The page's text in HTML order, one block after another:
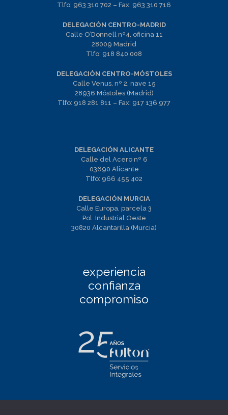
Tlfo: 963 310 702 – Fax: 963 310 716
DELEGACIÓN CENTRO-MADRID
Calle O’Donnell nº4, oficina 11
28009 Madrid
Tlfo: 918 840 008
DELEGACIÓN CENTRO-MÓSTOLES
Calle Venus, nº 2, nave 15
28936 Móstoles (Madrid)
Tlfo: 918 281 811 – Fax: 917 136 977
DELEGACIÓN ALICANTE
Calle del Acero nº 6
03690 Alicante
Tlfo: 966 455 402
DELEGACIÓN MURCIA
Calle Europa, parcela 3
Pol. Industrial Oeste
30820 Alcantarilla (Murcia)
experiencia
confianza
compromiso